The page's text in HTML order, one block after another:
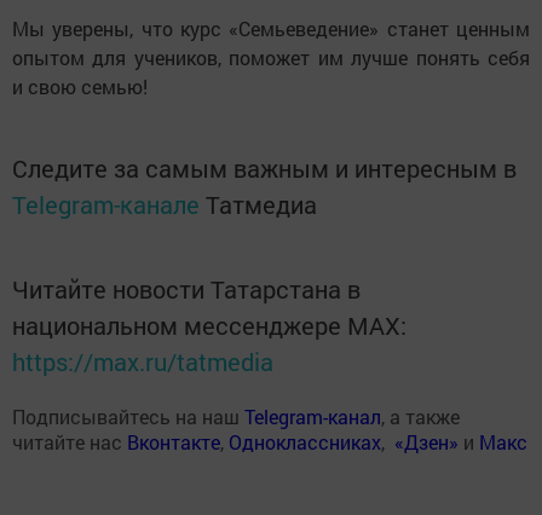
Мы уверены, что курс «Семьеведение» станет ценным
опытом для учеников, поможет им лучше понять себя
и свою семью!
Следите за самым важным и интересным в
Telegram-канале Татмедиа
Читайте новости Татарстана в
национальном мессенджере MАХ:
https://max.ru/tatmedia
Подписывайтесь на наш Telegram-канал, а также
читайте нас Вконтакте, Одноклассниках, «Дзен» и Макс